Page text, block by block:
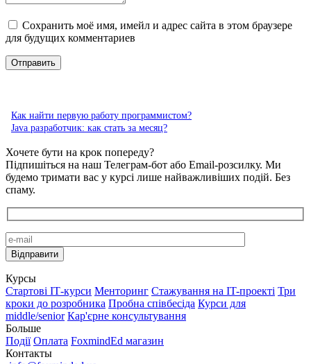
Сохранить моё имя, имейл и адрес сайта в этом браузере
для будущих комментариев
Как найти первую работу программистом?
Java разработчик: как стать за месяц?
Хочете бути на крок попереду?
Підпишіться на наш Телеграм-бот або Email-розсилку. Ми
будемо тримати вас у курсі лише найважливіших подій. Без
спаму.
Курсы
Стартові IТ-курси Менторинг Стажування на IT-проекті Три
кроки до розробника Пробна співбесіда Курси для
middle/senior Кар'єрне консультування
Больше
Події Оплата FoxmindEd магазин
Контакты